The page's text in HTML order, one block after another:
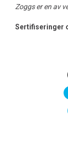
Zoggs er en av
Sertifiseringer